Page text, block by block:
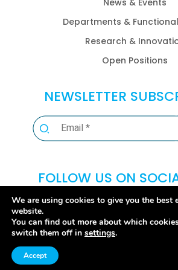
Departments &
Research &
Open Positions
NEWSLETTER
FOLLOW US ON
We are using cookies to give you the best
website.
You can find out more about which
switch them off in settings.
Accept